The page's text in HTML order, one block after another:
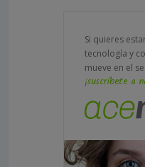
Si quieres
tecnología y
mueve en el
¡suscríbete a